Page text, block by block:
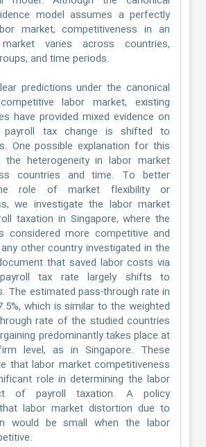
model assumes a perfectly
market, competitiveness in an
varies across countries,
and time periods.
predictions under the canonical
labor market, existing
have provided mixed evidence on
tax change is shifted to
One possible explanation for this
the heterogeneity in labor market
countries and time. To better
role of market flexibility or
we investigate the labor market
taxation in Singapore, where the
considered more competitive and
other country investigated in the
that saved labor costs via
tax rate largely shifts to
The estimated pass-through rate in
which is similar to the weighted
rate of the studied countries
predominantly takes place at
level, as in Singapore. These
that labor market competitiveness
role in determining the labor
of payroll taxation. A policy
labor market distortion due to
would be small when the labor